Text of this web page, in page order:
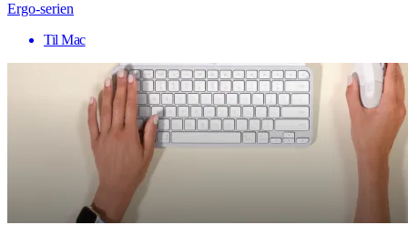
Ergo-serien
Til Mac